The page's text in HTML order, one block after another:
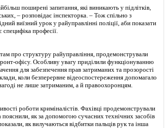
поширені запитання, які виникають у підлітків,
– розповідає інспекторка. – Тож спільно з
виїзний урок у райуправлінні поліції, аби показати
специфіка професії.
про структуру райуправління, продемонстрували
офісу. Особливу увагу приділили функціонуванню
для забезпечення прав затриманих та прозорості
коли безперервне відеоспостереження допомагало
не лише затриманим, а й правоохоронцям.
роботи криміналістів. Фахівці продемонстрували
пояснили, як за допомогою сучасних технічних засобів
як вилучаються відбитки пальців рук та інша